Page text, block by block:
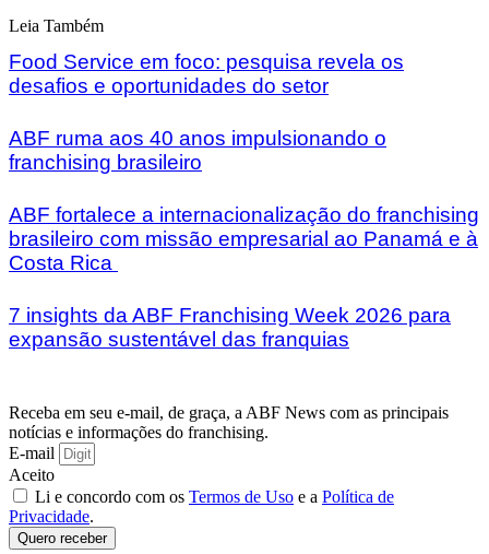
Leia Também
Food Service em foco: pesquisa revela os
desafios e oportunidades do setor
ABF ruma aos 40 anos impulsionando o
franchising brasileiro
ABF fortalece a internacionalização do franchising
brasileiro com missão empresarial ao Panamá e à
Costa Rica
7 insights da ABF Franchising Week 2026 para
expansão sustentável das franquias
Receba em seu e-mail, de graça, a ABF News com as principais
notícias e informações do franchising.
E-mail
Aceito
Li e concordo com os Termos de Uso e a Política de
Privacidade.
Quero receber